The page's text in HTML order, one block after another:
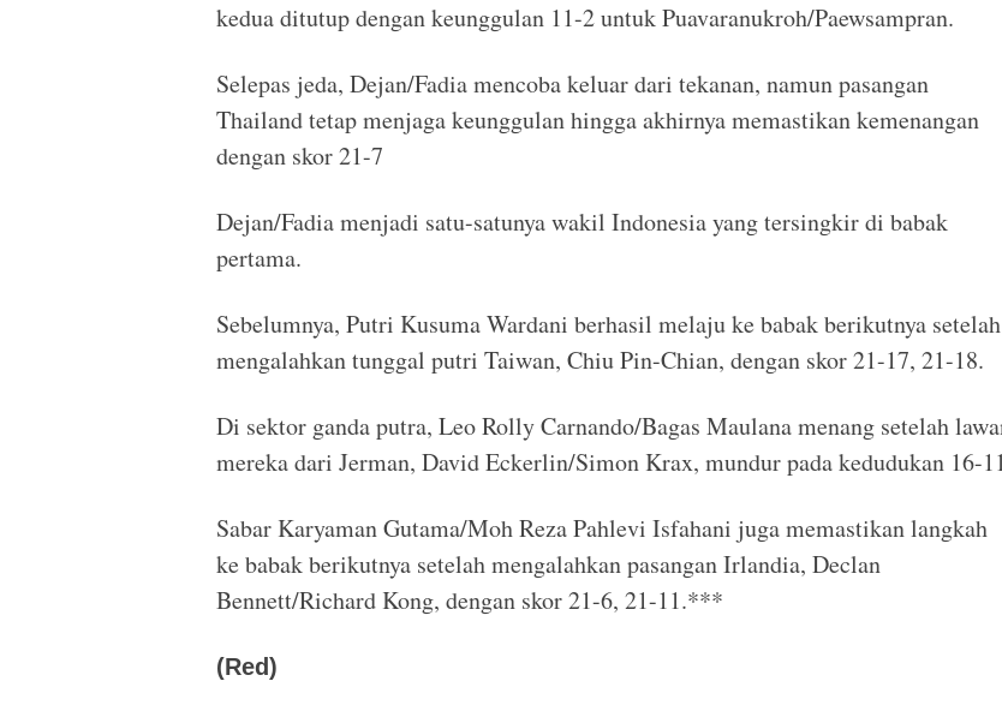
kedua ditutup dengan keunggulan 11-2 untuk Puavaranukroh/Paewsampran.
Selepas jeda, Dejan/Fadia mencoba keluar dari tekanan, namun pasangan
Thailand tetap menjaga keunggulan hingga akhirnya memastikan kemenangan
dengan skor 21-7
Dejan/Fadia menjadi satu-satunya wakil Indonesia yang tersingkir di babak
pertama.
Sebelumnya, Putri Kusuma Wardani berhasil melaju ke babak berikutnya setelah
mengalahkan tunggal putri Taiwan, Chiu Pin-Chian, dengan skor 21-17, 21-18.
Di sektor ganda putra, Leo Rolly Carnando/Bagas Maulana menang setelah
mereka dari Jerman, David Eckerlin/Simon Krax, mundur pada kedudukan 16-
Sabar Karyaman Gutama/Moh Reza Pahlevi Isfahani juga memastikan langkah
ke babak berikutnya setelah mengalahkan pasangan Irlandia, Declan
Bennett/Richard Kong, dengan skor 21-6, 21-11.***
(Red)